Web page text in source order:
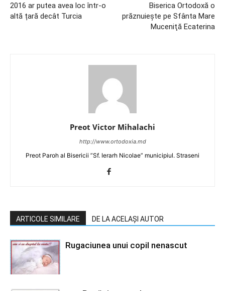
2016 ar putea avea loc într-o
altă țară decât Turcia
Biserica Ortodoxă o
prăznuiește pe Sfânta Mare
Muceniţă Ecaterina
Preot Victor Mihalachi
http://www.ortodoxia.md
Preot Paroh al Bisericii ”Sf. Ierarh Nicolae” municipiul. Straseni
ARTICOLE SIMILARE DE LA ACELAȘI AUTOR
Rugaciunea unui copil nenascut